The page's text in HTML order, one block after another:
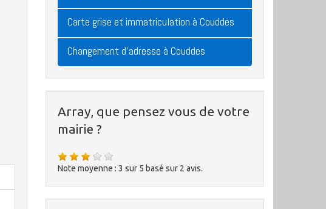
Carte grise et immatriculation à Couddes
Changement d'adresse à Couddes
Array, que pensez vous de votre
mairie ?
Note moyenne : 3 sur 5 basé sur 2 avis.